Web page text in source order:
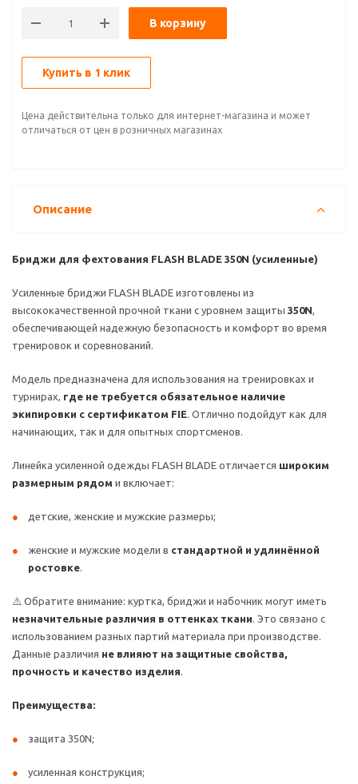
В корзину
Купить в 1 клик
Цена действительна только для интернет-магазина и может
отличаться от цен в розничных магазинах
Описание
Бриджи для фехтования FLASH BLADE 350N (усиленные)
Усиленные бриджи FLASH BLADE изготовлены из
высококачественной прочной ткани с уровнем защиты 350N,
обеспечивающей надежную безопасность и комфорт во время
тренировок и соревнований.
Модель предназначена для использования на тренировках и
турнирах, где не требуется обязательное наличие
экипировки с сертификатом FIE. Отлично подойдут как для
начинающих, так и для опытных спортсменов.
Линейка усиленной одежды FLASH BLADE отличается широким
размерным рядом и включает:
детские, женские и мужские размеры;
женские и мужские модели в стандартной и удлинённой
ростовке.
⚠️ Обратите внимание: куртка, бриджи и набочник могут иметь
незначительные различия в оттенках ткани. Это связано с
использованием разных партий материала при производстве.
Данные различия не влияют на защитные свойства,
прочность и качество изделия.
Преимущества:
защита 350N;
усиленная конструкция;